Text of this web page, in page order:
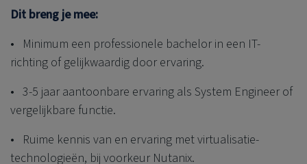
Dit breng je mee:
• Minimum een professionele bachelor in een IT-
richting of gelijkwaardig door ervaring.
• 3-5 jaar aantoonbare ervaring als System Engineer of
vergelijkbare functie.
• Ruime kennis van en ervaring met virtualisatie-
technologieën, bij voorkeur Nutanix.